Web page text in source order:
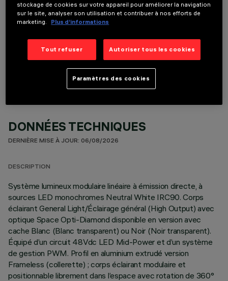
COMPOSANTS OPTIONNELS
DONNÉES TECHNIQUES
DERNIÈRE MISE À JOUR: 06/08/2026
DESCRIPTION
Système lumineux modulaire linéaire à émission directe, à
sources LED monochromes Neutral White IRC90. Corps
éclairant General Light/Éclairage général (High Output) avec
optique Space Opti-Diamond disponible en version avec
cache Blanc (Blanc transparent) ou Noir (Noir transparent).
Équipé d’un circuit 48Vdc LED Mid-Power et d’un système
de gestion PWM. Profil en aluminium extrudé version
Frameless (collerette) ; corps éclairant modulaire et
positionnable librement dans l’espace avec rotation de 360°
stockage de cookies sur votre appareil pour améliorer la navigation
sur le site, analyser son utilisation et contribuer à nos efforts de
marketing.
Plus d’informations
Tout refuser Autoriser tous les cookies
Paramètres des cookies